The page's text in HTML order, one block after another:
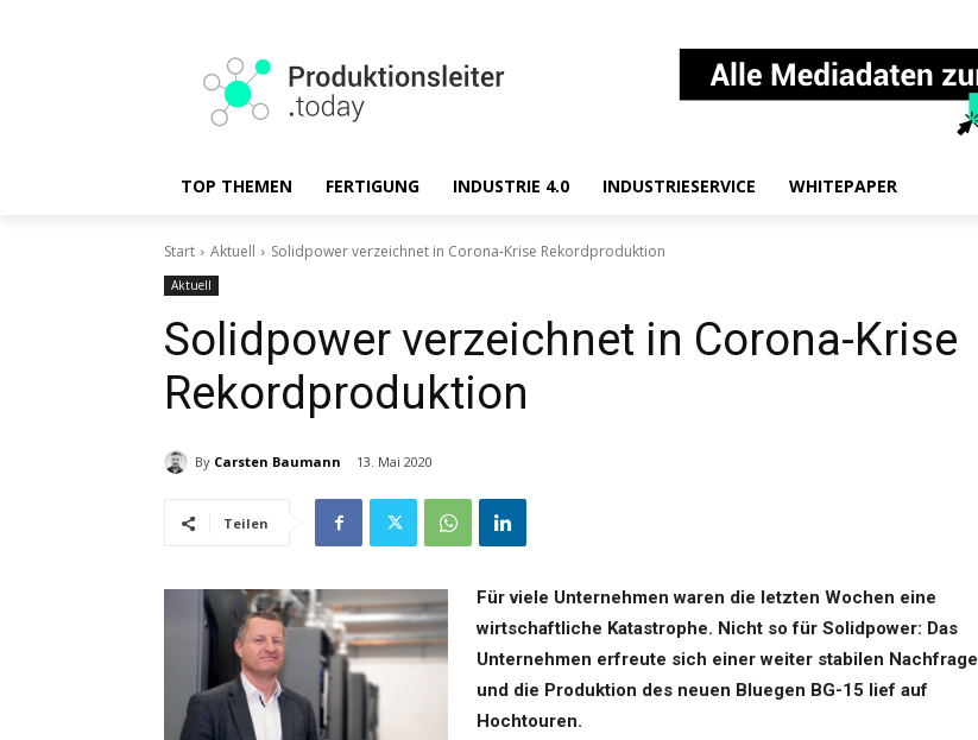
TOP THEMEN FERTIGUNG INDUSTRIE 4.0 INDUSTRIESERVICE WHITEPAPER
Start Aktuell Solidpower verzeichnet in Corona-Krise Rekordproduktion
Aktuell
Solidpower verzeichnet in Corona-Krise
Rekordproduktion
By Carsten Baumann 13. Mai 2020
Teilen
Für viele Unternehmen waren die letzten Wochen eine
wirtschaftliche Katastrophe. Nicht so für Solidpower: Das
Unternehmen erfreute sich einer weiter stabilen Nachfrage
und die Produktion des neuen Bluegen BG-15 lief auf
Hochtouren.